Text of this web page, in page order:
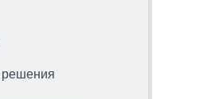
решения